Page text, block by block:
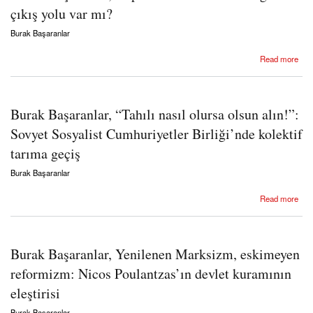
çıkış yolu var mı?
Burak Başaranlar
Read more
Burak Başaranlar, “Tahılı nasıl olursa olsun alın!”:
Sovyet Sosyalist Cumhuriyetler Birliği’nde kolektif
tarıma geçiş
Burak Başaranlar
Read more
about Burak Başaranlar, “Tahılı nasıl olursa olsun alın!”: Sovyet Sosyalist Cumhuriyetler
Burak Başaranlar, Yenilenen Marksizm, eskimeyen
reformizm: Nicos Poulantzas’ın devlet kuramının
eleştirisi